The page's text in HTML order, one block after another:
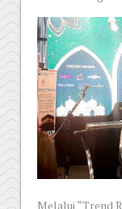
Melalui “Trend